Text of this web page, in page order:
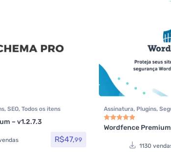
, SEO, Todos os itens
– v1.2.7.3
R$47,99
Assinatura, Plugins,
itens
Wordfence
1130